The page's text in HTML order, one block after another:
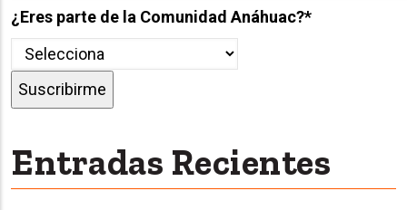
¿Eres parte de la Comunidad Anáhuac?*
Entradas Recientes